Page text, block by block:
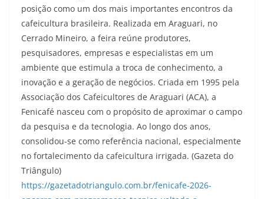
posição como um dos mais importantes encontros da
cafeicultura brasileira. Realizada em Araguari, no
Cerrado Mineiro, a feira reúne produtores,
pesquisadores, empresas e especialistas em um
ambiente que estimula a troca de conhecimento, a
inovação e a geração de negócios. Criada em 1995 pela
Associação dos Cafeicultores de Araguari (ACA), a
Fenicafé nasceu com o propósito de aproximar o campo
da pesquisa e da tecnologia. Ao longo dos anos,
consolidou-se como referência nacional, especialmente
no fortalecimento da cafeicultura irrigada. (Gazeta do
Triângulo)
https://gazetadotriangulo.com.br/fenicafe-2026-